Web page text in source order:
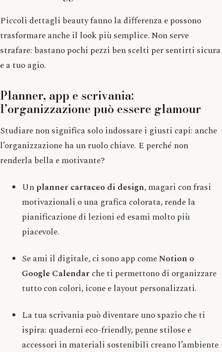
Piccoli dettagli beauty fanno la differenza e possono
trasformare anche il look più semplice. Non serve
strafare: bastano pochi pezzi ben scelti per sentirti sicura
e a tuo agio.
Planner, app e scrivania:
l’organizzazione può essere glamour
Studiare non significa solo indossare i giusti capi: anche
l’organizzazione ha un ruolo chiave. E perché non
renderla bella e motivante?
Unplanner cartaceo di design, magari con frasi
motivazionali o una grafica colorata, rende la
pianificazione di lezioni ed esami molto più
piacevole.
Se ami il digitale, ci sono app comeNotion o
Google Calendarche ti permettono di organizzare
tutto con colori, icone e layout personalizzati.
La tua scrivania può diventare uno spazio che ti
ispira: quaderni eco-friendly, penne stilose e
accessori in materiali sostenibili creano l’ambiente